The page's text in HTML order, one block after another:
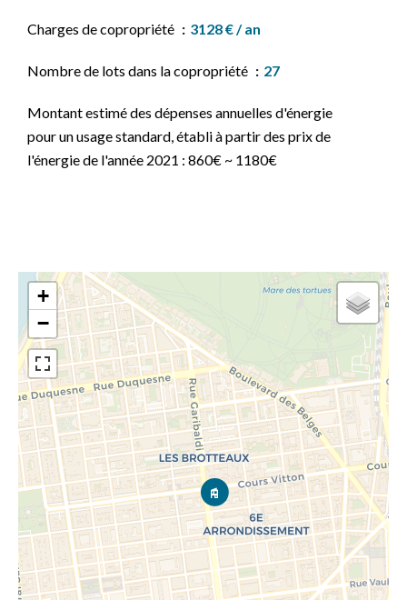
Charges de copropriété 3128 € / an
Nombre de lots dans la copropriété 27
Montant estimé des dépenses annuelles d'énergie
pour un usage standard, établi à partir des prix de
l'énergie de l'année 2021 : 860€ ~ 1180€
+
−